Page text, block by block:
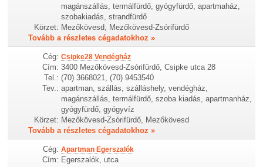
magánszállás, termálfürdő, gyógyfürdő, apartmaház,
szobakiadás, strandfürdő
Körzet: Mezőkövesd, Mezőkövesd-Zsórifürdő
Tovább a részletes cégadatokhoz »
Cég: Csipke28 Vendégház
Cím: 3400 Mezőkövesd-Zsórifürdő, Csipke utca 28
Tel.: (70) 3668021, (70) 9453540
Tev.: apartman, szállás, szálláshely, vendégház,
magánszállás, termálfürdő, szoba kiadás, apartmanház,
gyógyfürdő, gyógyvíz
Körzet: Mezőkövesd-Zsórifürdő, Mezőkövesd
Tovább a részletes cégadatokhoz »
Cég: Apartman Egerszalók
Cím: Egerszalók, utca